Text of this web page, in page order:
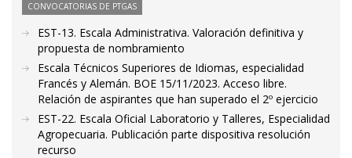
CONVOCATORIAS DE PTGAS
EST-13. Escala Administrativa. Valoración definitiva y
propuesta de nombramiento
Escala Técnicos Superiores de Idiomas, especialidad
Francés y Alemán. BOE 15/11/2023. Acceso libre.
Relación de aspirantes que han superado el 2º ejercicio
EST-22. Escala Oficial Laboratorio y Talleres, Especialidad
Agropecuaria. Publicación parte dispositiva resolución
recurso